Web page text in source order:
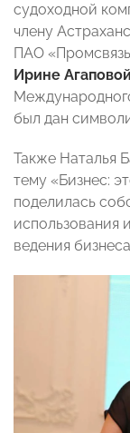
судоходной
члену
ПАО
Ирине Агаповой
был дан
Также Наталья
тему «Бизнес:
поделилась
использования
ведения